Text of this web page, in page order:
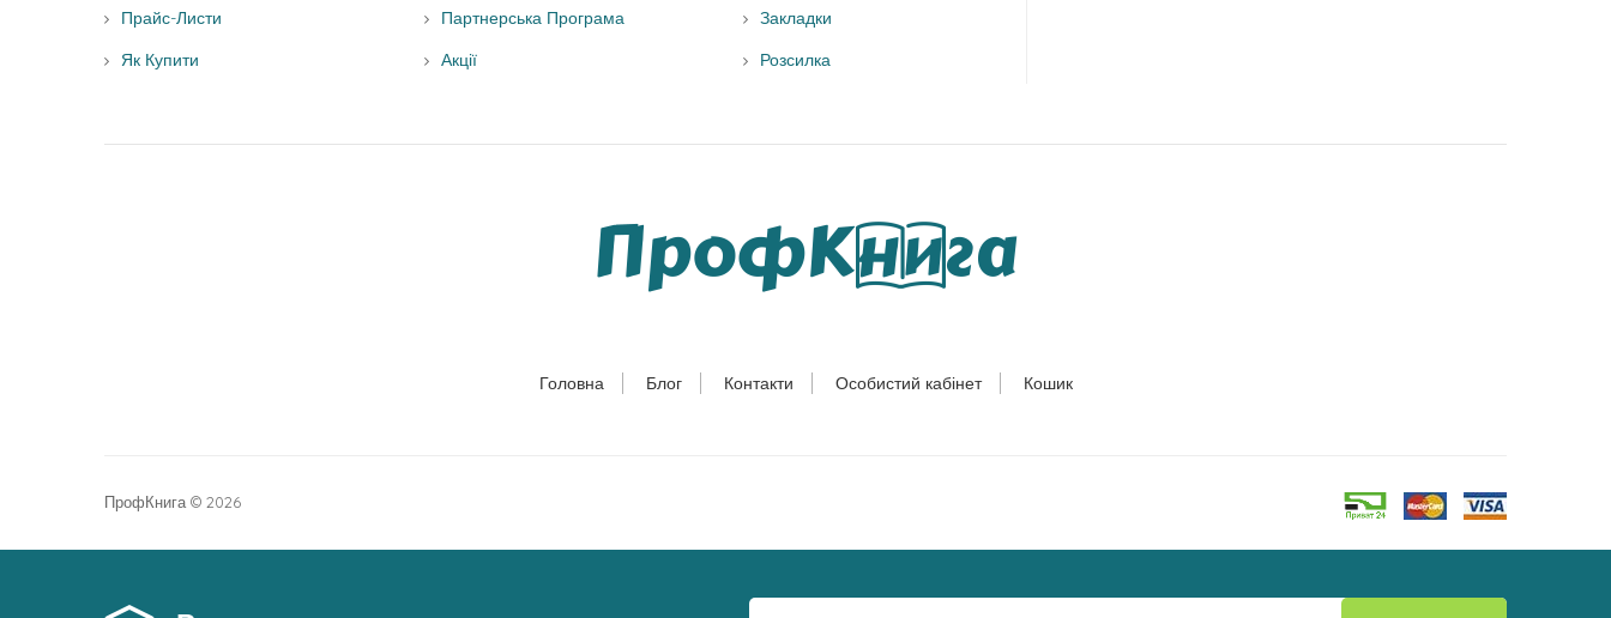
Прайс-Листи
Як Купити
Партнерська Програма
Акції
Закладки
Розсилка
Головна Блог Контакти Особистий кабінет Кошик
ПрофКнига © 2026